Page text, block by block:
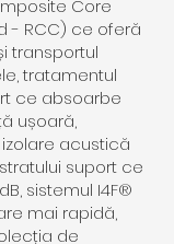
Core
- RCC) ce oferă
transportul
tratamentul
ce absoarbe
ușoară,
acustică
suport ce
sistemul I4F®
mai rapidă,
de